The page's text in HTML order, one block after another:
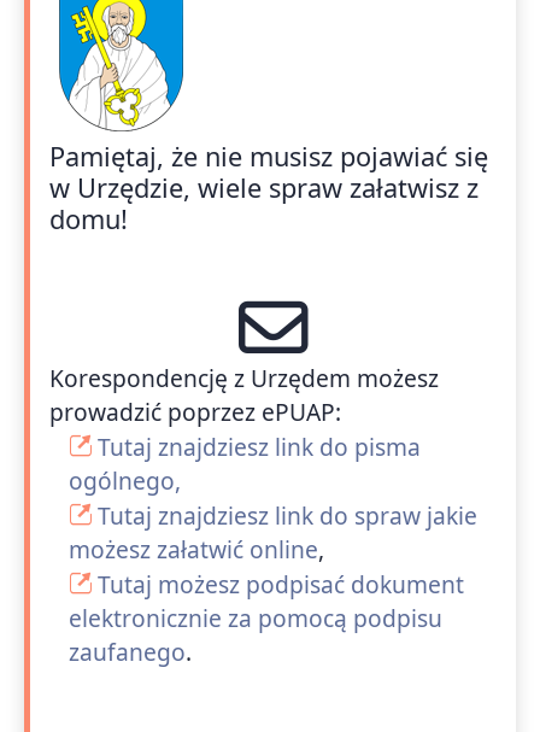
Pamiętaj, że nie musisz pojawiać się
w Urzędzie, wiele spraw załatwisz z
domu!
Korespondencję z Urzędem możesz
prowadzić poprzez ePUAP:
Tutaj znajdziesz link do pisma
ogólnego,
Tutaj znajdziesz link do spraw jakie
możesz załatwić online,
Tutaj możesz podpisać dokument
elektronicznie za pomocą podpisu
zaufanego.